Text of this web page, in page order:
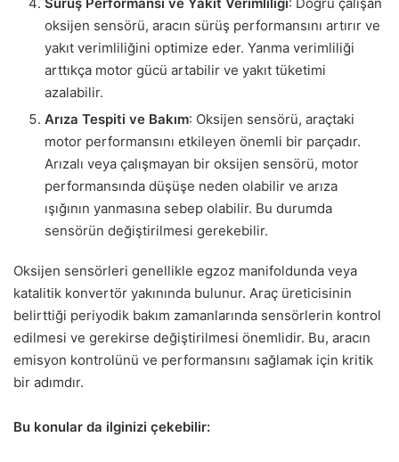
oksijen sensörü, aracın sürüş performansını artırır ve
yakıt verimliliğini optimize eder. Yanma verimliliği
arttıkça motor gücü artabilir ve yakıt tüketimi
azalabilir.
Arıza Tespiti ve Bakım: Oksijen sensörü, araçtaki
motor performansını etkileyen önemli bir parçadır.
Arızalı veya çalışmayan bir oksijen sensörü, motor
performansında düşüşe neden olabilir ve arıza
ışığının yanmasına sebep olabilir. Bu durumda
sensörün değiştirilmesi gerekebilir.
Oksijen sensörleri genellikle egzoz manifoldunda veya
katalitik konvertör yakınında bulunur. Araç üreticisinin
belirttiği periyodik bakım zamanlarında sensörlerin kontrol
edilmesi ve gerekirse değiştirilmesi önemlidir. Bu, aracın
emisyon kontrolünü ve performansını sağlamak için kritik
bir adımdır.
Bu konular da ilginizi çekebilir: